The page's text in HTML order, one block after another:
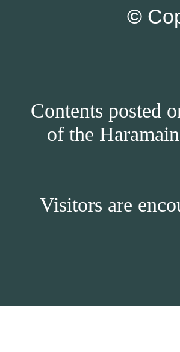
©
Contents posted
of the
Visitors are